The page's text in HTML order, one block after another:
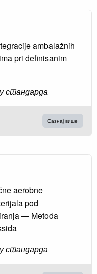
ambalažnih
pri definisanim
стандарда
Сазнај више
aerobne
pod
— Metoda
стандарда